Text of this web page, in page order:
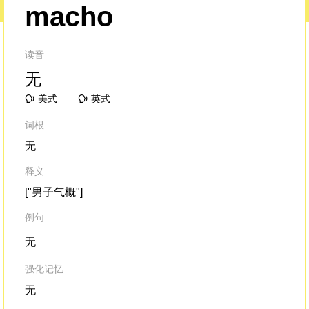
macho
读音
无
美式 英式
词根
无
释义
["男子气概"]
例句
无
强化记忆
无